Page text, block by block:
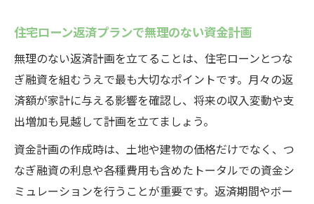
住宅ローン返済プランで無理のない資金計画
無理のない返済計画を立てることは、住宅ローンとつな
ぎ融資を組むうえで最も大切なポイントです。月々の返
済額が家計に与える影響を確認し、将来の収入変動や支
出増加も見越して計画を立てましょう。
資金計画の作成時は、土地や建物の価格だけでなく、つ
なぎ融資の利息や各種費用も含めたトータルでの資金シ
ミュレーションを行うことが重要です。返済期間やボー